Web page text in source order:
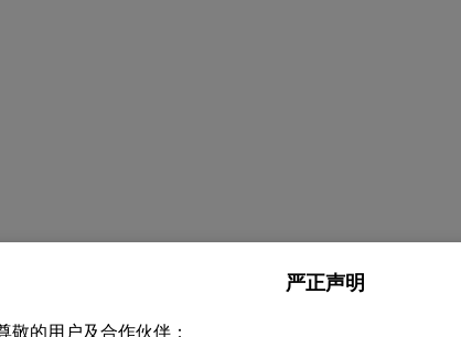
严正声明
敬的用户及合作伙伴：